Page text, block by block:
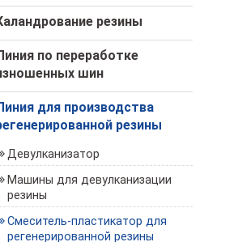
резины
по переработке
шин
для производства
резины
Девулканизатор
Машины для девулканизации
резины
Смеситель-пластикатор для
регенерированной резины